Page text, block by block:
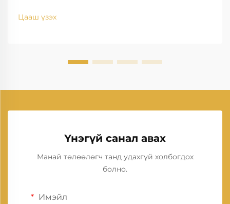
Цааш үзэх
Үнэгүй санал авах
Манай төлөөлөгч танд удахгүй холбогдох
болно.
Имэйл